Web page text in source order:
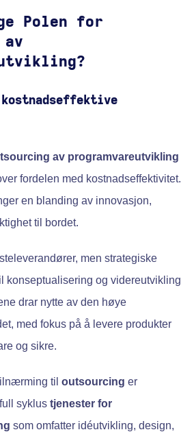
Polen for
av programvareutvikling
fordelen med kostnadseffektivitet.
en blanding av innovasjon,
til bordet.
men strategiske
konseptualisering og videreutvikling
drar nytte av den høye
med fokus på å levere produkter
og sikre.
til outsourcing er
syklus tjenester for
som omfatter idéutvikling, design,